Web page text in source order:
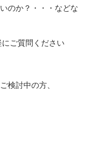
のか？・・・などな
ご質問ください
検討中の方、